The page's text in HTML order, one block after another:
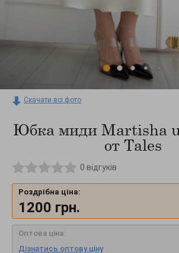
Скачати всі фото
Юбка миди Martisha
от Tales
0 відгуків
Роздрібна ціна:
1200 грн.
Оптова ціна:
Дізнатись оптову ціну